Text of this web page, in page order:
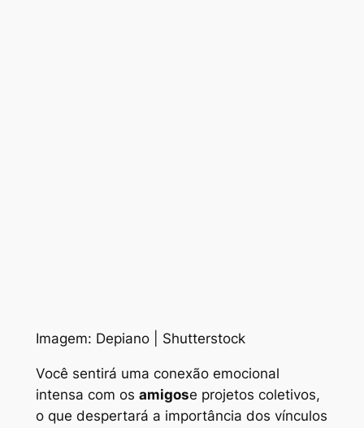
Imagem: Depiano | Shutterstock
Você sentirá uma conexão emocional
intensa com os amigose projetos coletivos,
o que despertará a importância dos vínculos